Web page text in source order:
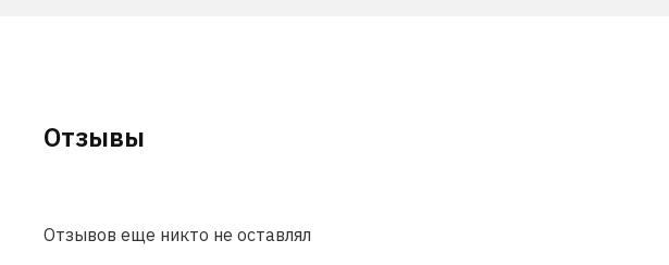
Отзывы
Отзывов еще никто не оставлял